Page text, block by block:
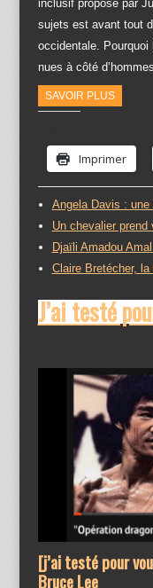
inclusif proposé par
sujets est avant tout
occidentale.
nues à côté
SAVOIR PLUS
Imprimer
Angela Davis :
Un chevalier prend
Djaïli Amadou
Claire Bretécher, la
J’ai testé
[j’ai testé pour
Bruce Lee